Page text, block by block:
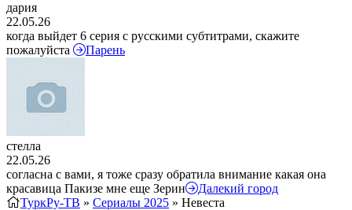
дария
22.05.26
когда выйдет 6 серия с русскими субтитрами, скажите
пожалуйста
Парень
стелла
22.05.26
согласна с вами, я тоже сразу обратила внимание какая она
красавица Пакизе мне еще Зерин
Далекий город
ТуркРу-ТВ » Сериалы 2025 » Невеста